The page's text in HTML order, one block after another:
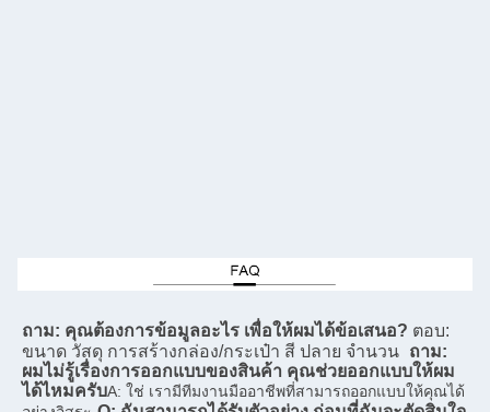
ถาม: คุณต้องการข้อมูลอะไร เพื่อให้ผมได้ข้อเสนอ? ตอบ:
ขนาด วัสดุ การสร้างกล่อง/กระเป๋า สี ปลาย จํานวน ถาม:
ผมไม่รู้เรื่องการออกแบบของสินค้า คุณช่วยออกแบบให้ผม
ได้ไหมครับA: ใช่ เรามีทีมงานมืออาชีพที่สามารถออกแบบให้คุณได้